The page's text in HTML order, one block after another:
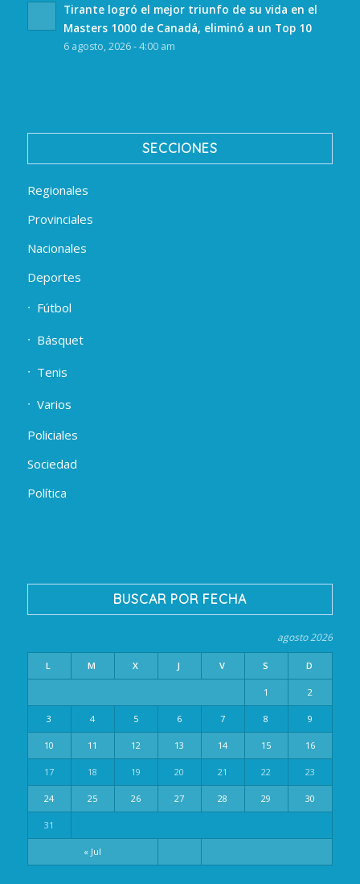
Tirante logró el mejor triunfo de su vida en el
Masters 1000 de Canadá, eliminó a un Top 10
6 agosto, 2026 - 4:00 am
SECCIONES
Regionales
Provinciales
Nacionales
Deportes
Fútbol
Básquet
Tenis
Varios
Policiales
Sociedad
Política
BUSCAR POR FECHA
agosto 2026
L M X J V S D
« Jul
1 2
3 4 5 6 7 8 9
10 11 12 13 14 15 16
17 18 19 20 21 22 23
24 25 26 27 28 29 30
31